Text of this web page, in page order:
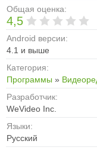
Общая оценка:
4,5
Android версии:
4.1 и выше
Категория:
Программы »
Разработчик:
WeVideo Inc.
Языки:
Русский